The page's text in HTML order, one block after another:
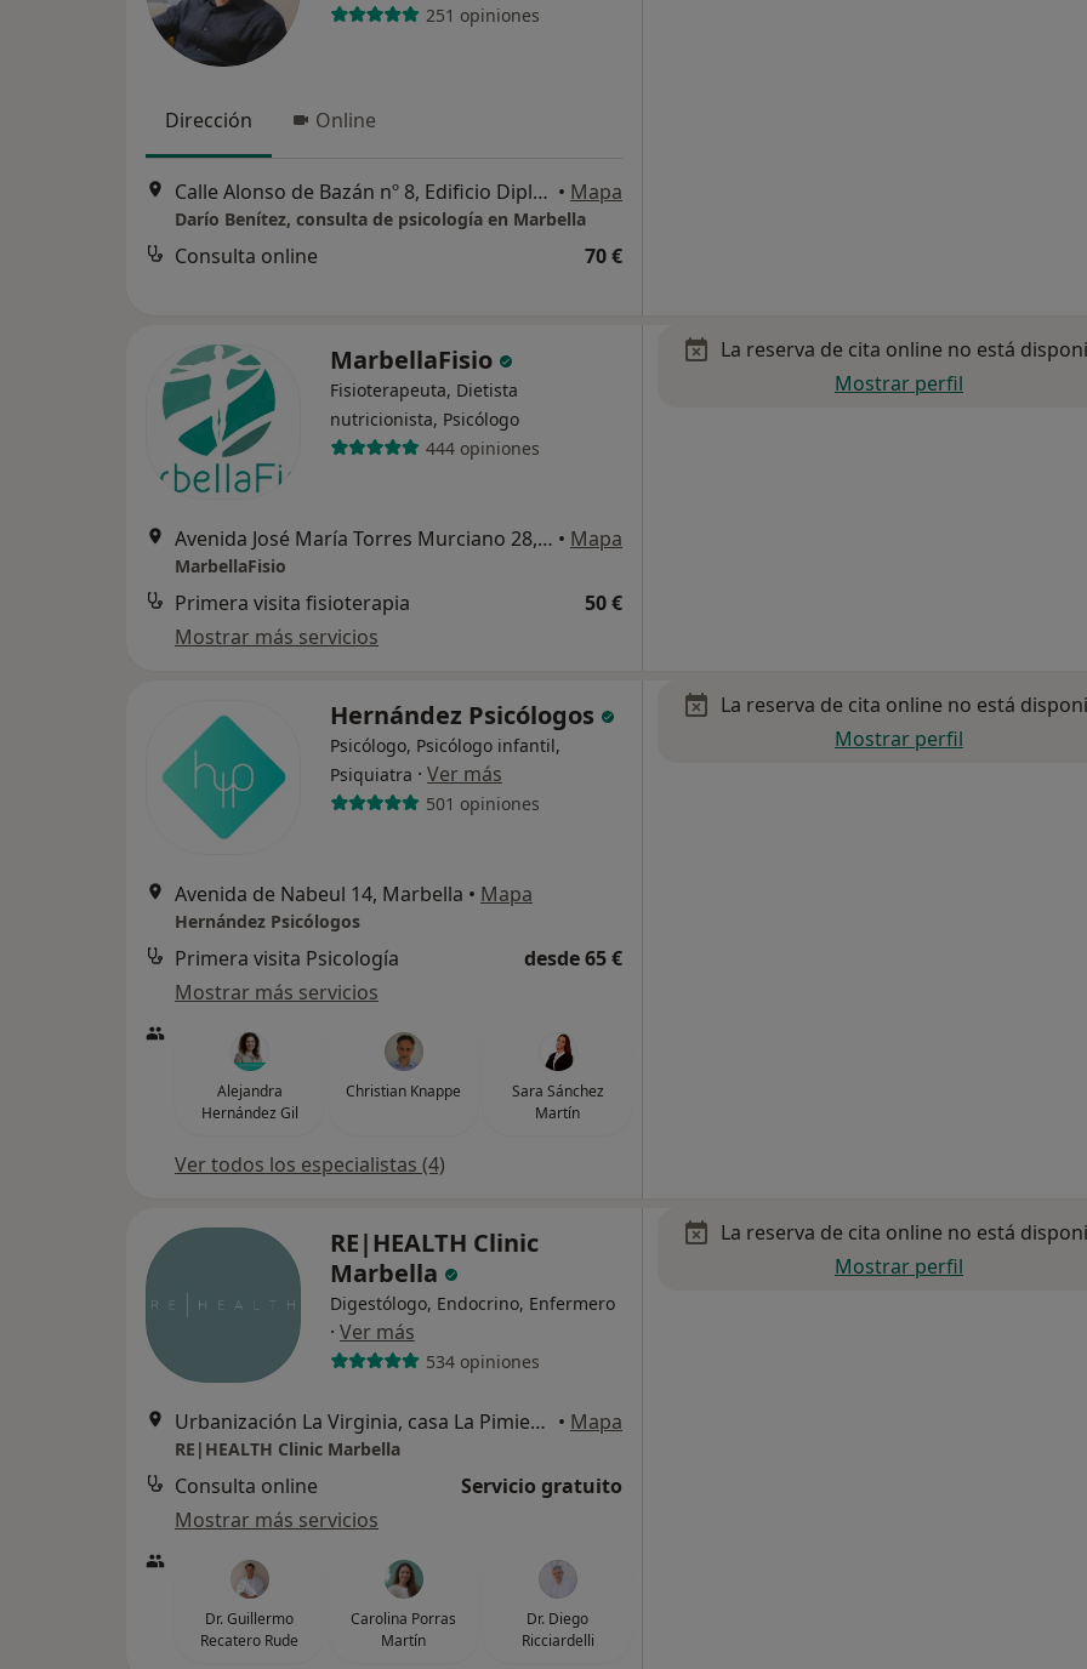
251 opiniones
Dirección Online
Calle Alonso de Bazán nº 8, Edificio Diplomático, Primera Planta, Oficina 2. Marbella., Marbella • Mapa
Darío Benítez, consulta de psicología en Marbella
Consulta online 70 €
MarbellaFisio
Fisioterapeuta, Dietista
nutricionista, Psicólogo
444 opiniones
Avenida José María Torres Murciano 28, Marbella • Mapa
MarbellaFisio
Primera visita fisioterapia
50 €
Mostrar más servicios
La reserva de cita online no está
Mostrar perfil
Hernández Psicólogos
Psicólogo, Psicólogo infantil,
Psiquiatra · Ver más
501 opiniones
Avenida de Nabeul 14, Marbella • Mapa
Hernández Psicólogos
Primera visita Psicología
desde 65 €
Mostrar más servicios
Alejandra
Hernández Gil
Christian Knappe
Sara Sánchez
Martín
Ver todos los especialistas (4)
La reserva de cita online no está
Mostrar perfil
RE|HEALTH Clinic
Marbella
Digestólogo, Endocrino, Enfermero
· Ver más
534 opiniones
Urbanización La Virginia, casa La Pimienta., Marbella • Mapa
RE|HEALTH Clinic Marbella
Consulta online
Servicio gratuito
Mostrar más servicios
Dr. Guillermo
Recatero Rude
Carolina Porras
Martín
Dr. Diego
Ricciardelli
La reserva de cita online no está
Mostrar perfil